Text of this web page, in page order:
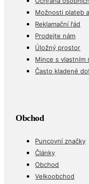
Možnosti plateb
Reklamační řád
Prodejte nám
Úložný prostor
Mince s vlastním
Často kladené
Obchod
Puncovní značky
Články
Obchod
Velkoobchod